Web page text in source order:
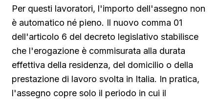
Per questi lavoratori, l'importo dell'assegno non
è automatico né pieno. Il nuovo comma 01
dell'articolo 6 del decreto legislativo stabilisce
che l'erogazione è commisurata alla durata
effettiva della residenza, del domicilio o della
prestazione di lavoro svolta in Italia. In pratica,
l'assegno copre solo il periodo in cui il